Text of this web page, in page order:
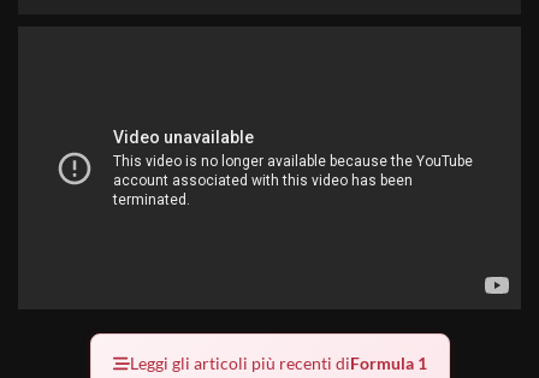
Leggi gli articoli più recenti diFormula 1